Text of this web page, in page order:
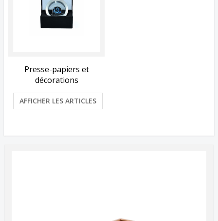
Presse-papiers et
décorations
AFFICHER LES ARTICLES